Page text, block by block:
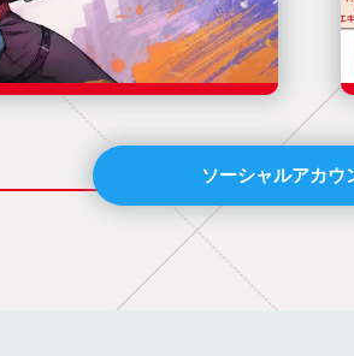
ソーシャルアカウ